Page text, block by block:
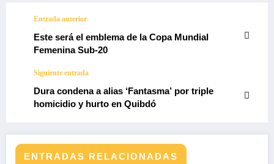
Entrada anterior
Este será el emblema de la Copa Mundial
Femenina Sub-20
Siguiente entrada
Dura condena a alias ‘Fantasma’ por triple
homicidio y hurto en Quibdó
ENTRADAS RELACIONADAS